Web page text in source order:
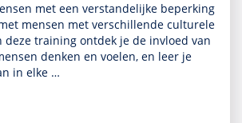
met een ver­stande­lijke beper­king
mensen met ver­schil­lende culturele
deze training ontdek je de invloed van
denken en voelen, en leer je
in elke …